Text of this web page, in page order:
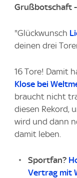
Grußbotschaft
"Glückwunsch
deinen drei
16 Tore! Damit
Klose bei
braucht nicht
diesen Rekord,
wird und dann
damit leben.
Sportfan?
Vertrag mit